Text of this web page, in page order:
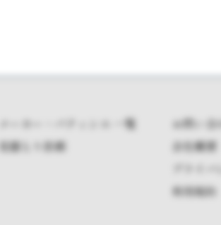
メーカー・パティシエ 一覧
見積もり依頼
お問い合
会社概要
プライ
利用規約